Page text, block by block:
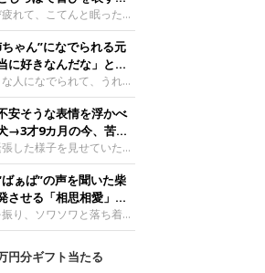
いどんな子犬時代を過ご
。今回は、神楽ちゃんの
と振り返ります！神楽ち
て聞いた！お迎えから数
（撮影時生後2カ月）＠
お迎え当初の神楽
いて教えてください。飼
え当日から“ヘソ天”で寝
れて、こてんと眠った子
月、表情や行動にさまざ
るようになりました。遊
2カ月のなっちゃん遊び
ちゃん。@Pkndg_紹介
Twitter）ユーザー
愛犬・なっちゃん（取材
柴犬）。こちらの写真
生後2カ月のころに撮影
この日、なっちゃんは家
ゃで遊んでいました。た
たのか、その後は眠り始
るなっちゃん。
ゃん”になでられる元
好きなんだな」と感
こり
人になでられて、うれし
る元保護犬。甘えるよう
こちらまでほっこりしま
姉ちゃん”に甘える小次郎
てもらい、うれしそうな
郎くん（2026年6月撮
紹介するのは、X（旧
@mika_Jimmyさんの愛
撮影時5才）。こちら
妹さんと一緒に散歩をし
実家から自宅へ帰る途
安そうな表情を浮かべ
→3才9カ月の今、苦手
いコに成長！
した様子を見せていた元
あれから約3年半、苦手
ひとつ克服し、家族に寄
います。お迎え当日、ケ
うにお迎え当日のシルビ
今回紹介する
）ユーザー
さんの愛犬・シルビアち
ぁば”の声を聞いた柴
せる「相思相愛」な
り、ソワソワと落ち着か
その先には、大好きな人
いました。玄関でソワソ
ワソワした様子を見せる
円分ギフト当たる